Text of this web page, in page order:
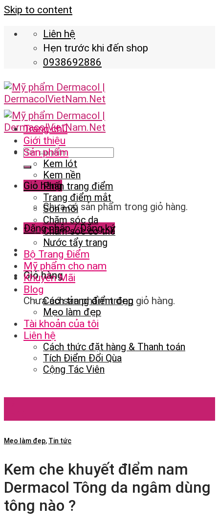
Skip to content
Liên hệ
Hẹn trước khi đến shop
0938692886
Giỏ hàng
Chưa có sản phẩm trong giỏ hàng.
Đăng nhập / Đăng ký
Giỏ hàng
Chưa có sản phẩm trong giỏ hàng.
Trang chủ
Giới thiệu
Sản phẩm
Kem lót
Kem nền
Phấn trang điểm
Trang điểm mắt
Son môi
Chăm sóc da
Chăm sóc cơ thể
Nước tẩy trang
Bộ Trang Điểm
Mỹ phẩm cho nam
Khuyến Mãi
Blog
Cách trang điểm đẹp
Mẹo làm đẹp
Tài khoản của tôi
Liên hệ
Cách thức đặt hàng & Thanh toán
Tích Điểm Đổi Qùa
Cộng Tác Viên
Mẹo làm đẹp, Tin tức
Kem che khuyết đIểm nam
Dermacol Tông da ngâm dùng
tông nào ?